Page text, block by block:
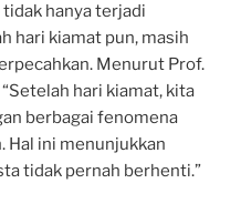
hanya terjadi
hari kiamat pun, masih
Menurut Prof.
hari kiamat, kita
berbagai fenomena
Hal ini menunjukkan
tidak pernah berhenti.”